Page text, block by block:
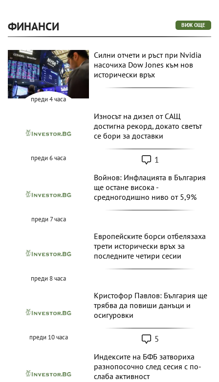
ФИНАНСИ ВИЖ ОЩЕ
преди 4 часа
Силни отчети и ръст при Nvidia
насочиха Dow Jones към нов
исторически връх
Износът на дизел от САЩ
достигна рекорд, докато светът
се бори за доставки
1
Войнов: Инфлацията в България
ще остане висока -
средногодишно ниво от 5,9%
Европейските борси отбелязаха
трети исторически връх за
Кристофор Павлов: България ще
трябва да повиши данъци и
осигуровки
Индексите на БФБ затвориха
разнопосочно след сесия с по-